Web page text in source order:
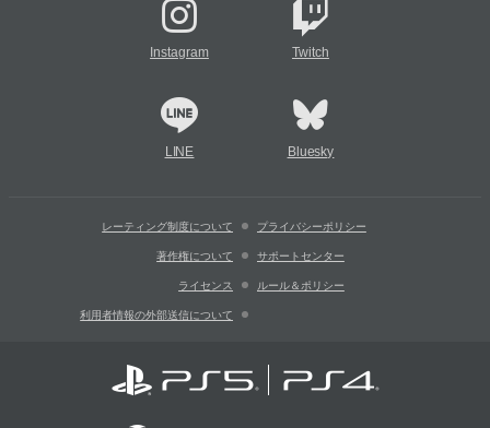
Instagram Twitch
LINE Bluesky
レーティング制度について プライバシーポリシー
著作権について サポートセンター
ライセンス ルール＆ポリシー
利用者情報の外部送信について